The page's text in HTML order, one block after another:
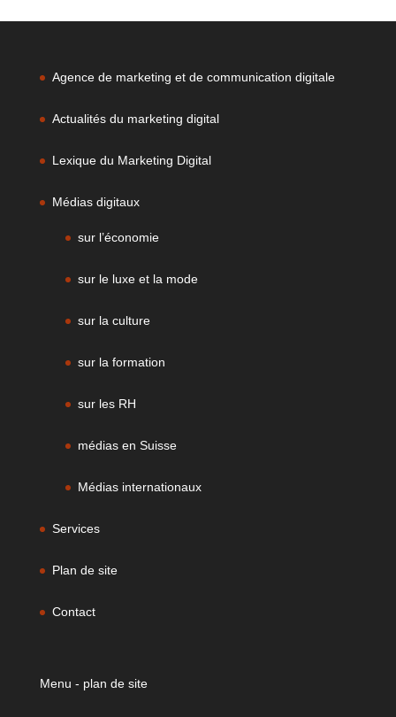
Agence de marketing et de communication digitale
Actualités du marketing digital
Lexique du Marketing Digital
Médias digitaux
sur l’économie
sur le luxe et la mode
sur la culture
sur la formation
sur les RH
médias en Suisse
Médias internationaux
Services
Plan de site
Contact
Menu - plan de site